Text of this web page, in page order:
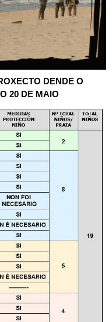
DENDE O
20 DE MAIO